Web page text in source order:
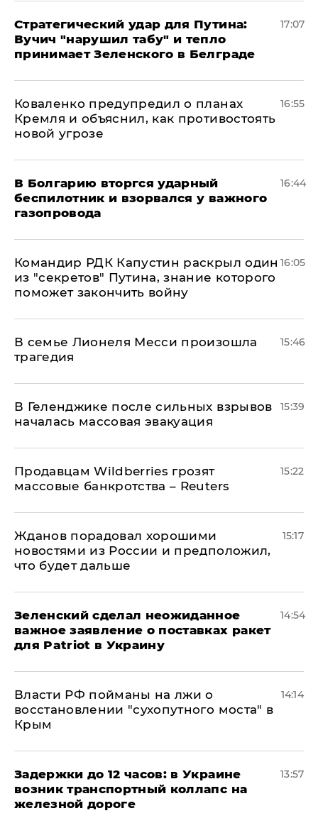
Стратегический удар для Путина:
Вучич "нарушил табу" и тепло
принимает Зеленского в Белграде
17:07
Коваленко предупредил о планах
Кремля и объяснил, как противостоять
новой угрозе
16:55
В Болгарию вторгся ударный
беспилотник и взорвался у важного
газопровода
16:44
Командир РДК Капустин раскрыл один
из "секретов" Путина, знание которого
поможет закончить войну
16:05
В семье Лионеля Месси произошла
трагедия
15:46
В Геленджике после сильных взрывов
началась массовая эвакуация
15:39
Продавцам Wildberries грозят
массовые банкротства – Reuters
15:22
Жданов порадовал хорошими
новостями из России и предположил,
что будет дальше
15:17
Зеленский сделал неожиданное
важное заявление о поставках ракет
для Patriot в Украину
14:54
Власти РФ пойманы на лжи о
восстановлении "сухопутного моста" в
Крым
14:14
Задержки до 12 часов: в Украине
возник транспортный коллапс на
железной дороге
13:57